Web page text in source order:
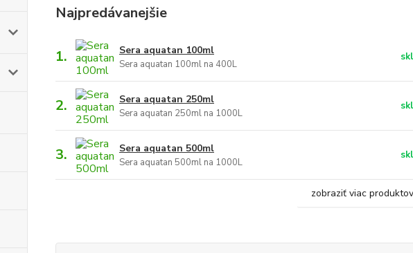
Najpredávanejšie
1. Sera aquatan 100ml
Sera aquatan 100ml na 400L
2. Sera aquatan 250ml
Sera aquatan 250ml na 1000L
3. Sera aquatan 500ml
Sera aquatan 500ml na 1000L
zobraziť viac produktov